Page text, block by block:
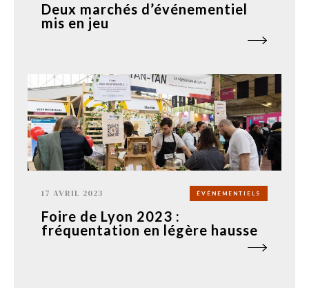
Deux marchés d’événementiel
mis en jeu
17 AVRIL 2023 ÉVÉNEMENTIELS
Foire de Lyon 2023 :
fréquentation en légère hausse